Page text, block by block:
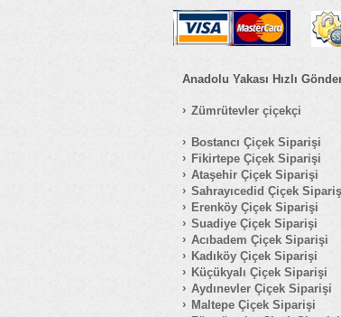
Anadolu Yakası Hızlı
Zümrütevler çiçekçi
Bostancı Çiçek Siparişi
Fikirtepe Çiçek Siparişi
Ataşehir Çiçek Siparişi
Sahrayıcedid Çiçek
Erenköy Çiçek Siparişi
Suadiye Çiçek Siparişi
Acıbadem Çiçek Siparişi
Kadıköy Çiçek Siparişi
Küçükyalı Çiçek Siparişi
Aydınevler Çiçek Siparişi
Maltepe Çiçek Siparişi